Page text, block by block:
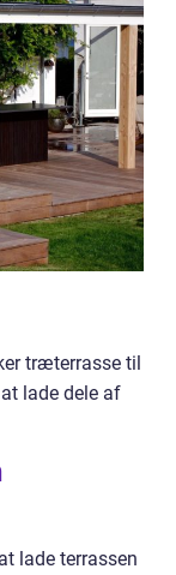
træterrasse til
lade dele af
lade terrassen